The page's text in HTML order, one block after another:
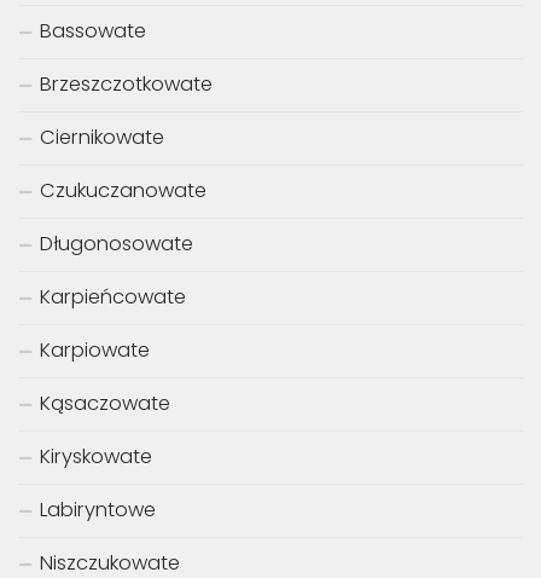
Bassowate
Brzeszczotkowate
Ciernikowate
Czukuczanowate
Długonosowate
Karpieńcowate
Karpiowate
Kąsaczowate
Kiryskowate
Labiryntowe
Niszczukowate